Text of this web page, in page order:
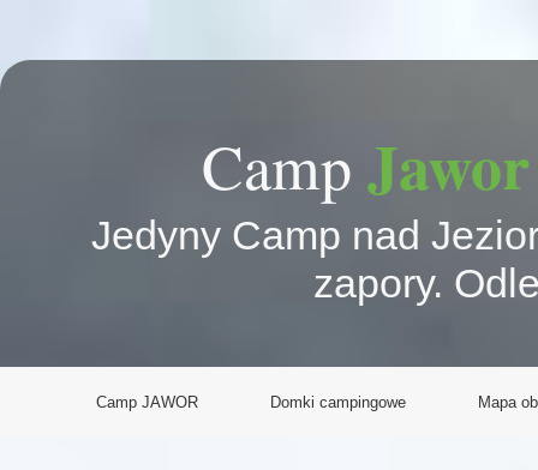
Camp Jawor
Jedyny Camp nad
zapory.
Camp JAWOR Domki campingowe Mapa